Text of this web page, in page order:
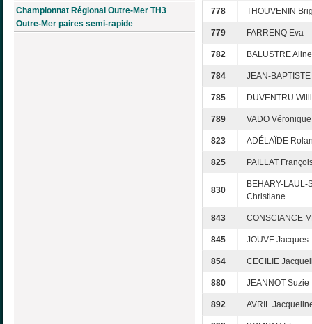
Championnat Régional Outre-Mer TH3
Outre-Mer paires semi-rapide
778 THOUVENIN
779 FARRENQ Eva
782 BALUSTRE Aline
784 JEAN-
785 DUVENTRU
789 VADO Véronique
823 ADÉLAÏDE
825 PAILLAT
830
BEHARY-LAUL-
Christiane
843 CONSCIANCE
845 JOUVE Jacques
854 CECILIE
880 JEANNOT Suzie
892 AVRIL